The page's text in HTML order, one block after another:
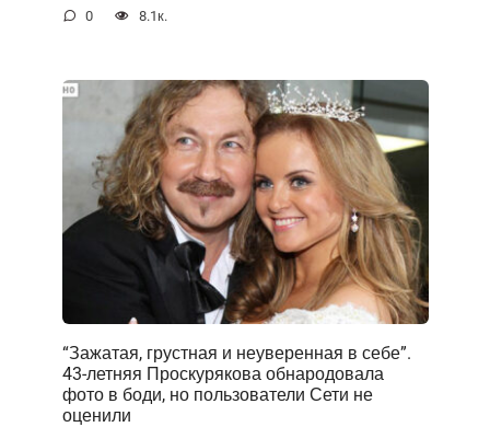
0 8.1к.
“Зажатая, грустная и неуверенная в себе”.
43-летняя Проскурякова обнародовала
фото в боди, но пользователи Сети не
оценили